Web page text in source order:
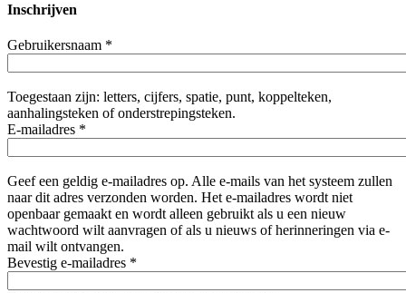
Inschrijven
Gebruikersnaam *
Toegestaan zijn: letters, cijfers, spatie, punt, koppelteken,
aanhalingsteken of onderstrepingsteken.
E-mailadres *
Geef een geldig e-mailadres op. Alle e-mails van het systeem zullen
naar dit adres verzonden worden. Het e-mailadres wordt niet
openbaar gemaakt en wordt alleen gebruikt als u een nieuw
wachtwoord wilt aanvragen of als u nieuws of herinneringen via e-
mail wilt ontvangen.
Bevestig e-mailadres *